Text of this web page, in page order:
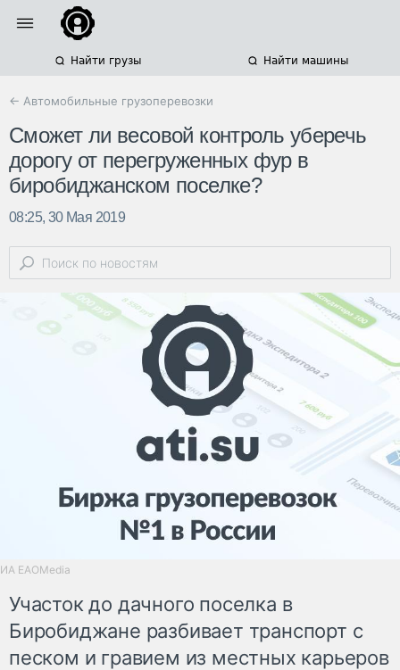
Найти грузы Найти машины
← Автомобильные грузоперевозки
Сможет ли весовой контроль уберечь
дорогу от перегруженных фур в
биробиджанском поселке?
08:25, 30 Мая 2019
ИА ЕАОMedia
Участок до дачного поселка в
Биробиджане разбивает транспорт с
песком и гравием из местных карьеров